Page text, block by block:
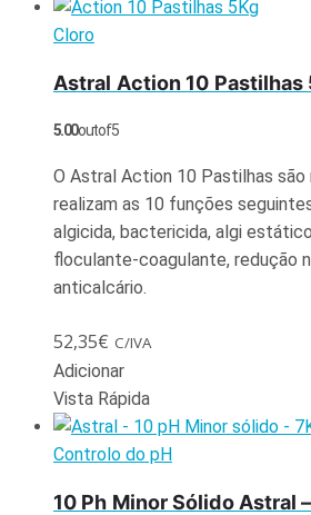
Cloro
Astral Action 10 Pastilhas
5.00out of 5
O Astral Action 10 Pastilhas
realizam as 10 funções
algicida, bactericida, algi
floculante-coagulante, redução
anticalcário.
52,35€ C/IVA
Adicionar
Vista Rápida
Controlo do pH
10 Ph Minor Sólido Astral